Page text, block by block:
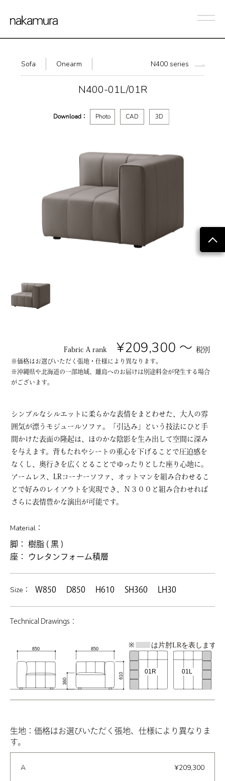
Sofa Onearm N400 series
N400-01L/01R
Download： Photo CAD 3D
Fabric A rank ¥209,300 ～ 税別
※価格はお選びいただく張地・仕様により異なります。
※沖縄県や北海道の一部地域、離島へのお届けは別途料金が発生する場合
がございます。
シンプルなシルエットに柔らかな表情をまとわせた、大人の雰
囲気が漂うモジュールソファ。「引込み」という技法にひと手
間かけた表面の隆起は、ほのかな陰影を生み出して空間に深み
を与えます。背もたれやシートの重心を下げることで圧迫感を
なくし、奥行きを広くとることでゆったりとした座り心地に。
アームレス、LRコーナーソファ、オットマンを組み合わせるこ
とで好みのレイアウトを実現でき、Ｎ３００と組み合わせれば
さらに表情豊かな演出が可能です。
Material：
脚： 樹脂 ( 黒 )
座： ウレタンフォーム積層
Size： W850 D850 H610 SH360 LH30
Technical Drawings：
生地：価格はお選びいただく張地、仕様により異なりま
す。
A ¥209,300